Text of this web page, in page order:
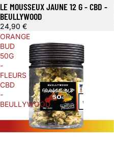
LE MOUSSEUX JAUNE 12 G - CBD -
BEULLYWOOD
24,90 €
ORANGE
BUD
50G
-
FLEURS
CBD
-
BEULLYWOOD